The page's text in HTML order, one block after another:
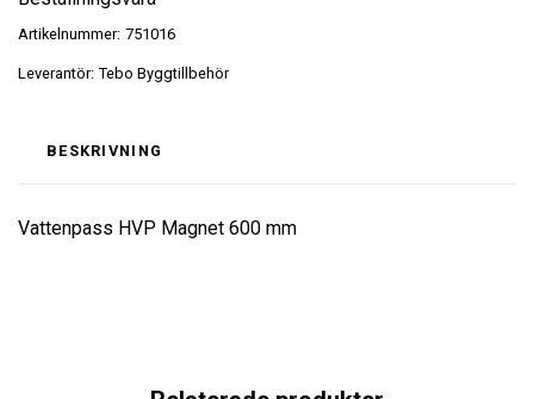
Artikelnummer: 751016
Leverantör: Tebo Byggtillbehör
BESKRIVNING
Vattenpass HVP Magnet 600 mm